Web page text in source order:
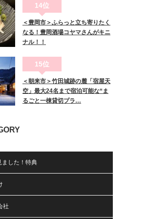
14位
＜豊岡市＞ふらっと立ち寄りたく
なる！豊岡酒場コヤマさんがキニ
ナル！！
15位
＜朝来市＞竹田城跡の麓「宿屋天
空」最大24名まで宿泊可能な“ま
るごと一棟貸切プラ…
ました！特典
社